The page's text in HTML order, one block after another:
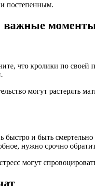
постепенным.
важные
что кролики по
могут растерять
быстро и быть
нужно срочно
могут